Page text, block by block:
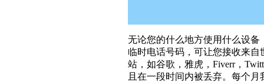
无论您的什么地方使用什么设备
临时电话号码，可让您接收来
站，如谷歌，雅虎，Fiverr，
且在一段时间内被丢弃。每个